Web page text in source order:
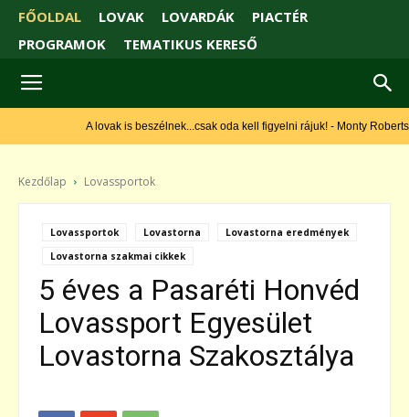
FŐOLDAL LOVAK LOVARDÁK
PIACTÉR
PROGRAMOK
TEMATIKUS KERESŐ
A lovak is beszélnek...csak oda kell figyelni rájuk! - Monty Roberts
Kezdőlap Lovassportok
Lovassportok Lovastorna
Lovastorna eredmények
Lovastorna szakmai cikkek
5 éves a Pasaréti Honvéd
Lovassport Egyesület
Lovastorna Szakosztálya